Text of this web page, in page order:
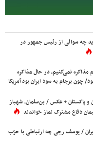
چه سوالی از رئیس جمهور در
نمی‌کنیم، در حال مذاکره
چون برجام به سود ایران بود آمریکا
و پاکستان + عکس / بن‌سلمان، شهباز
دفاع مشترک نماز خواندند
/ یوسف رجی چه ارتباطی با حزب